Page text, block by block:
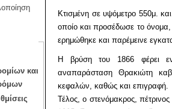
και
Κτισμένη σε υψόμετρο 550μ.
οποίο και προσέδωσε το
ερημώθηκε και παρέμεινε
Η βρύση του 1866 φέρει
αναπαράσταση Θρακιώτη
κεφαλών, καθώς και επιγραφή.
Τέλος, ο στενόμακρος,